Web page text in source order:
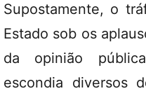
Supostamente, o
Estado sob os
da opinião
escondia diversos